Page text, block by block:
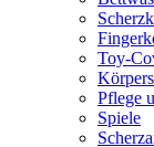
Toy-
Pflege
Spiele